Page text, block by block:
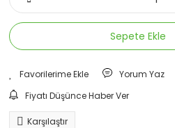
Sepete Ekle
Yorum Yaz
Fiyatı Düşünce Haber Ver
Karşılaştır